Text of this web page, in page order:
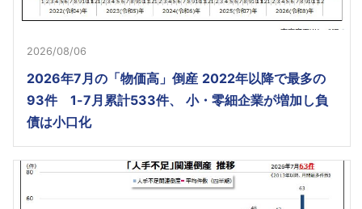
2026/08/06
2026年7月の「物価高」倒産 2022年以降で最多の
93件 1-7月累計533件、 小・零細企業が増加し負
債は小口化